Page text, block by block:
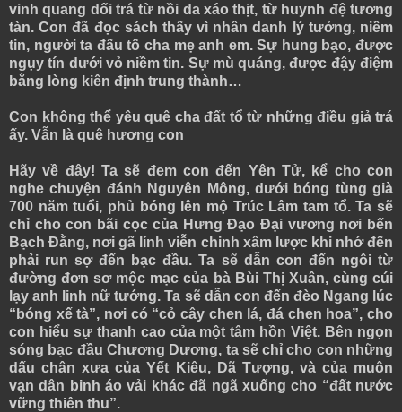
vinh quang dối trá từ nồi da xáo thịt, từ huynh đệ tương
tàn. Con đã đọc sách thấy vì nhân danh lý tưởng, niềm
tin, người ta đấu tố cha mẹ anh em. Sự hung bạo, được
ngụy tín dưới vỏ niềm tin. Sự mù quáng, được đậy điệm
bằng lòng kiên định trung thành…
Con không thể yêu quê cha đất tổ từ những điều giả trá
ấy. Vẫn là quê hương con
Hãy về đây! Ta sẽ đem con đến Yên Tử, kể cho con
nghe chuyện đánh Nguyên Mông, dưới bóng tùng già
700 năm tuổi, phủ bóng lên mộ Trúc Lâm tam tổ. Ta sẽ
chỉ cho con bãi cọc của Hưng Đạo Đại vương nơi bến
Bạch Đằng, nơi gã lính viễn chinh xâm lược khi nhớ đến
phải run sợ đến bạc đầu. Ta sẽ dẫn con đến ngôi từ
đường đơn sơ mộc mạc của bà Bùi Thị Xuân, cùng cúi
lạy anh linh nữ tướng. Ta sẽ dẫn con đến đèo Ngang lúc
“bóng xế tà”, nơi có “cỏ cây chen lá, đá chen hoa”, cho
con hiểu sự thanh cao của một tâm hồn Việt. Bên ngọn
sóng bạc đầu Chương Dương, ta sẽ chỉ cho con những
dấu chân xưa của Yết Kiêu, Dã Tượng, và của muôn
vạn dân binh áo vải khác đã ngã xuống cho “đất nước
vững thiên thu”.